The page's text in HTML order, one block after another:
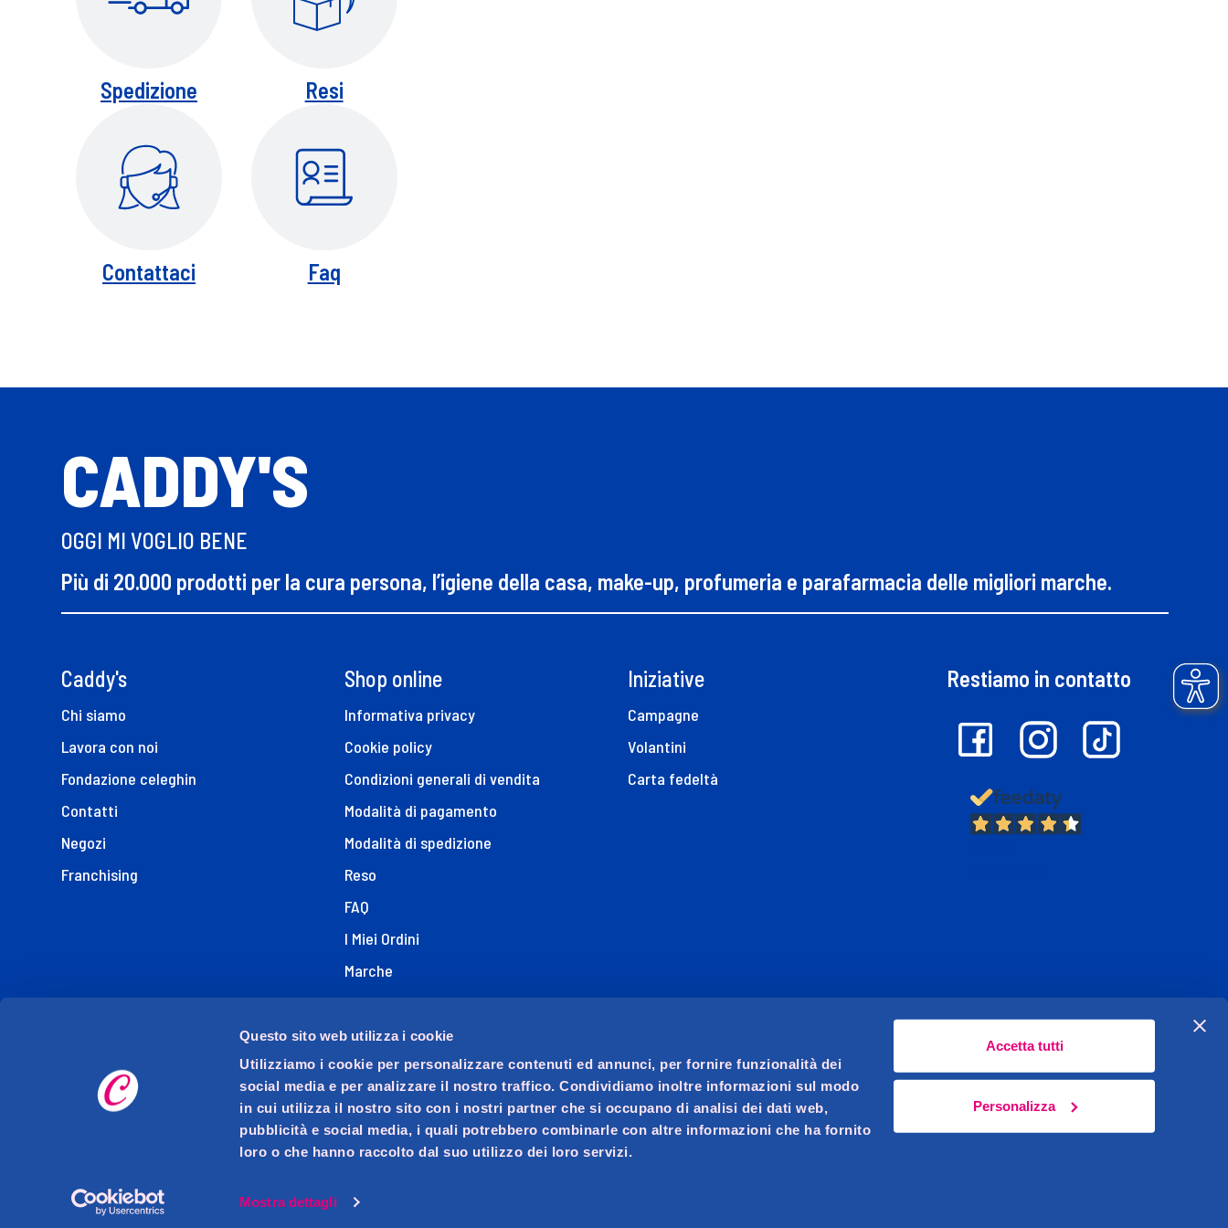
Questo sito web utilizza i cookie
Utilizziamo i cookie per personalizzare contenuti ed annunci, per fornire funzionalità dei
social media e per analizzare il nostro traffico. Condividiamo inoltre informazioni sul modo
in cui utilizza il nostro sito con i nostri partner che si occupano di analisi dei dati web,
pubblicità e social media, i quali potrebbero combinarle con altre informazioni che ha fornito
loro o che hanno raccolto dal suo utilizzo dei loro servizi.
Mostra dettagli
Accetta tutti
Personalizza
Spedizione Resi
Contattaci Faq
CADDY'S
OGGI MI VOGLIO BENE
Più di 20.000 prodotti per la cura persona, l’igiene della casa, make-up, profumeria e parafarmacia delle migliori marche.
Caddy's
Chi siamo
Lavora con noi
Fondazione celeghin
Contatti
Negozi
Franchising
Shop online
Informativa privacy
Cookie policy
Condizioni generali di vendita
Modalità di pagamento
Modalità di spedizione
Reso
FAQ
I Miei Ordini
Marche
Dichiarazione di Accessibilità
Iniziative
Campagne
Volantini
Carta fedeltà
Restiamo in contatto
D.M.O. DETTAGLIO MODERNO ORGANIZZATO S.p.A. con socio unico. Società soggetta a direzione e coordinamento di Celeghin Giovanni S.r.l. Sede legale Pernumia (PD)